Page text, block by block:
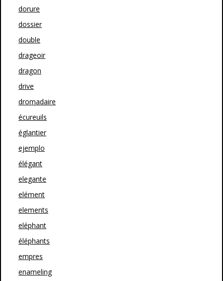
dorure
dossier
double
drageoir
dragon
drive
dromadaire
écureuils
églantier
ejemplo
élégant
elegante
elément
elements
eléphant
éléphants
empres
enameling